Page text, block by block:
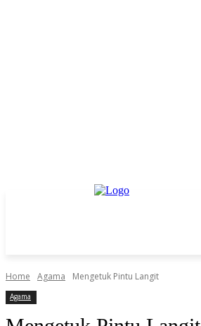
Home Agama Mengetuk Pintu Langit
Agama